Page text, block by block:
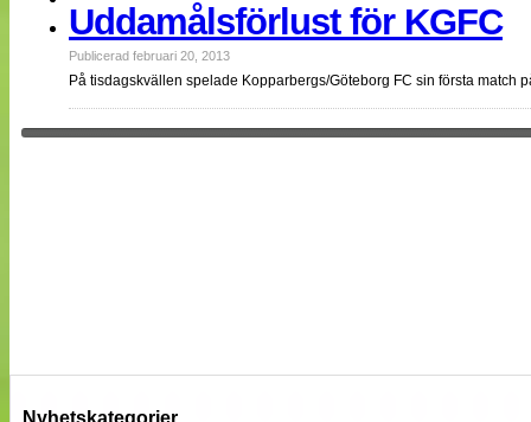
Bloggar
Lagen
Webb-TV
Cuper
NÄTverket
Uddamålsförlust för KGFC
Publicerad februari 20, 2013
På tisdagskvällen spelade Kopparbergs/Göteborg FC sin första